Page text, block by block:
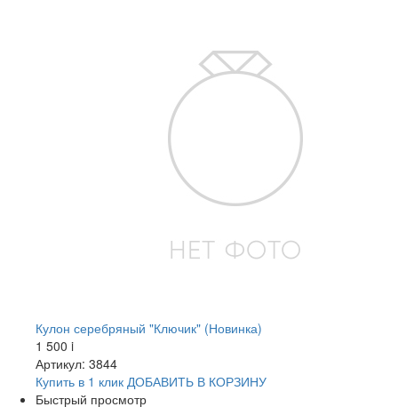
Кулон серебряный "Ключик" (Новинка)
1 500 i
Артикул: 3844
Купить в 1 клик ДОБАВИТЬ В КОРЗИНУ
Быстрый просмотр